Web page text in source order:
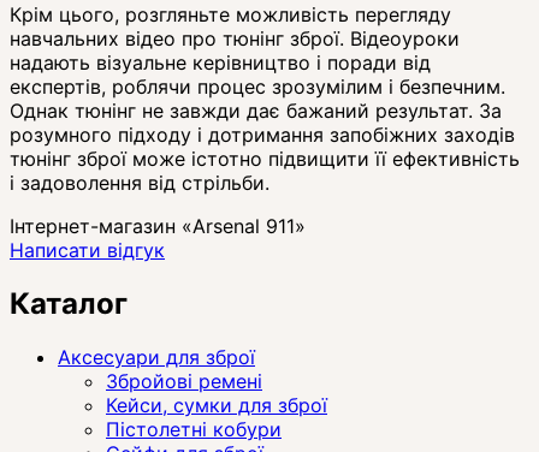
Крім цього, розгляньте можливість перегляду
навчальних відео про тюнінг зброї. Відеоуроки
надають візуальне керівництво і поради від
експертів, роблячи процес зрозумілим і безпечним.
Однак тюнінг не завжди дає бажаний результат. За
розумного підходу і дотримання запобіжних заходів
тюнінг зброї може істотно підвищити її ефективність
і задоволення від стрільби.
Інтернет-магазин «Arsenal 911»
Написати відгук
Каталог
Аксесуари для зброї
Збройові ремені
Кейси, сумки для зброї
Пістолетні кобури